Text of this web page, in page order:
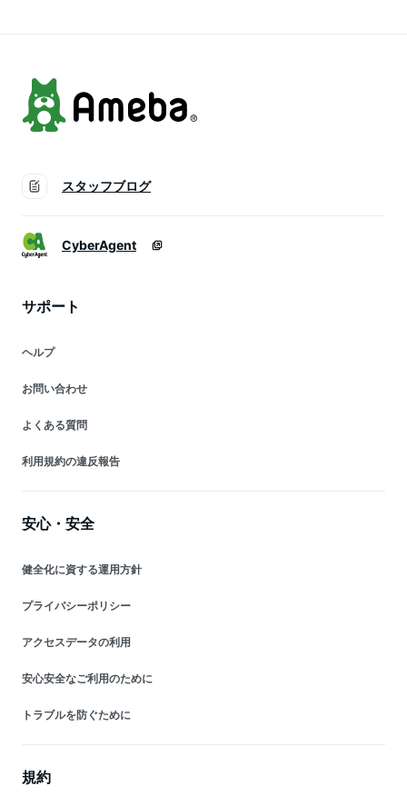
スタッフブログ
CyberAgent
サポート
ヘルプ
お問い合わせ
よくある質問
利用規約の違反報告
安心・安全
健全化に資する運用方針
プライバシーポリシー
アクセスデータの利用
安心安全なご利用のために
トラブルを防ぐために
規約